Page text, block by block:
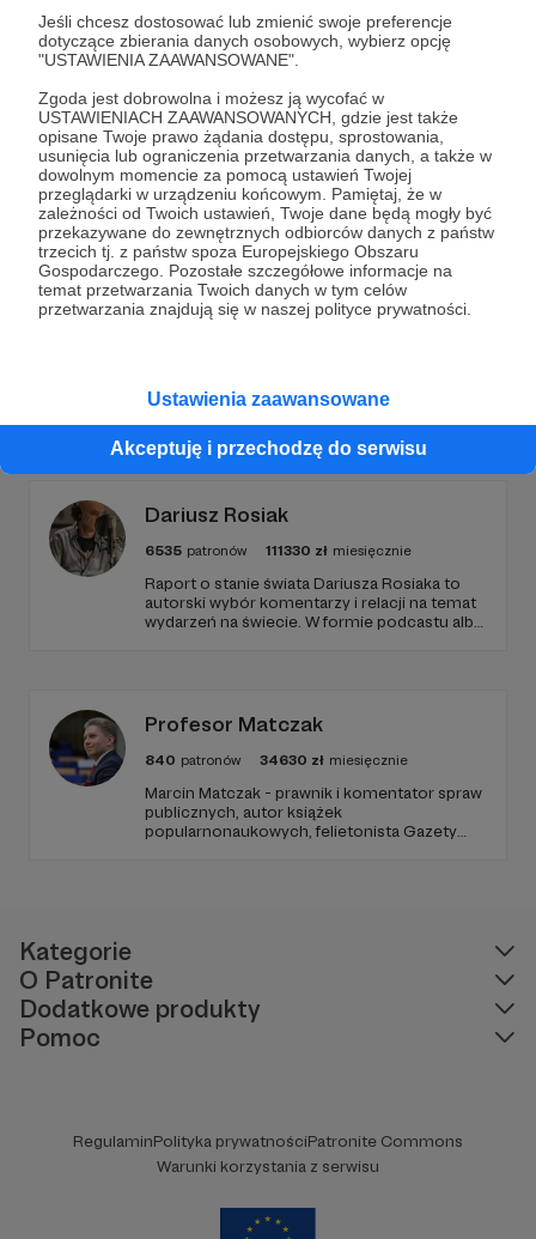
Jeśli chcesz dostosować lub zmienić swoje preferencje
dotyczące zbierania danych osobowych, wybierz opcję
"USTAWIENIA ZAAWANSOWANE".
Zgoda jest dobrowolna i możesz ją wycofać w
USTAWIENIACH ZAAWANSOWANYCH, gdzie jest także
opisane Twoje prawo żądania dostępu, sprostowania,
usunięcia lub ograniczenia przetwarzania danych, a także w
dowolnym momencie za pomocą ustawień Twojej
przeglądarki w urządzeniu końcowym. Pamiętaj, że w
zależności od Twoich ustawień, Twoje dane będą mogły być
przekazywane do zewnętrznych odbiorców danych z państw
trzecich tj. z państw spoza Europejskiego Obszaru
Gospodarczego. Pozostałe szczegółowe informacje na
temat przetwarzania Twoich danych w tym celów
przetwarzania znajdują się w naszej polityce prywatności.
Ustawienia zaawansowane
Akceptuję i przechodzę do serwisu
Dołącz do grona Patronów!
Wesprzyj działalność AutoraBartek Fetysz już teraz!
Zostań Patronem
Promowani autorzy
Dariusz Rosiak
6535 patronów 111330 zł miesięcznie
Raport o stanie świata Dariusza Rosiaka to
autorski wybór komentarzy i relacji na temat
wydarzeń na świecie. W formie podcastu albo
Profesor Matczak
840 patronów 34630 zł miesięcznie
Marcin Matczak - prawnik i komentator spraw
publicznych, autor książek
popularnonaukowych, felietonista Gazety
Kategorie
O Patronite
Dodatkowe produkty
Pomoc
RegulaminPolityka prywatnościPatronite Commons
Warunki korzystania z serwisu